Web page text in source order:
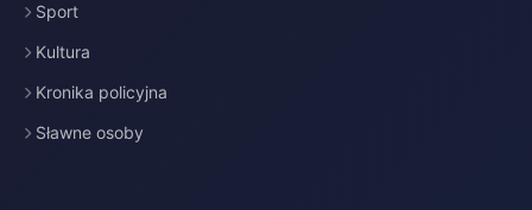
Sport
Kultura
Kronika policyjna
Sławne osoby